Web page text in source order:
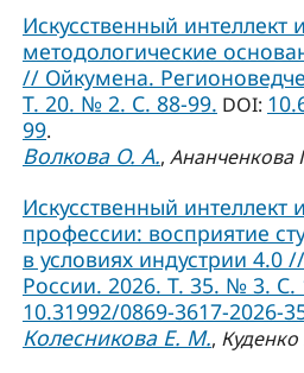
Искусственный интеллект
методологические
// Ойкумена.
Т. 20. № 2. С. 88-99. DOI:
99.
Волкова О. А., Ананченкова
Искусственный
профессии: восприятие
в условиях индустрии
России. 2026. Т. 35. № 3. С.
10.31992/0869-3617-2026-
Колесникова Е. М.,